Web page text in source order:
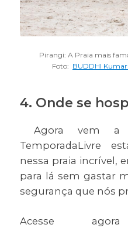
Pirangi: A Praia mais
Foto: BUDDHI Kumar
4. Onde se
Agora vem a
TemporadaLivre
nessa praia incrível,
para lá sem gastar
segurança que nós
Acesse